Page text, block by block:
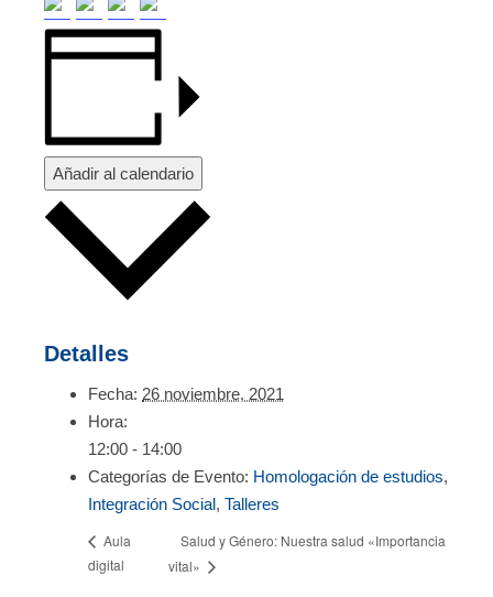
Añadir al calendario
Detalles
Fecha: 26 noviembre, 2021
Hora:
12:00 - 14:00
Categorías de Evento: Homologación de estudios,
Integración Social, Talleres
Aula
digital
Salud y Género: Nuestra salud «Importancia
vital»